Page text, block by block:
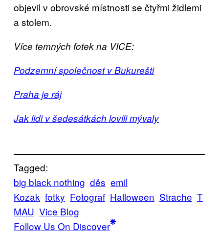
objevil v obrovské místnosti se čtyřmi židlemi
a stolem.
Více temných fotek na VICE:
Podzemní společnost v Bukurešti
Praha je ráj
Jak lidi v šedesátkách lovili mývaly
Tagged:
big black nothing děs emil
Kozak fotky Fotograf Halloween Strache T
MAU Vice Blog
Follow Us On Discover